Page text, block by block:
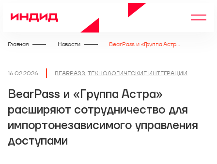
Главная Новости BearPass и «Группа Астра» расширяют сотрудничество для импортонезависимого управления доступами
16.02.2026 BEARPASS, ТЕХНОЛОГИЧЕСКИЕ ИНТЕГРАЦИИ
BearPass и «Группа Астра»
расширяют сотрудничество для
импортонезависимого управления
доступами